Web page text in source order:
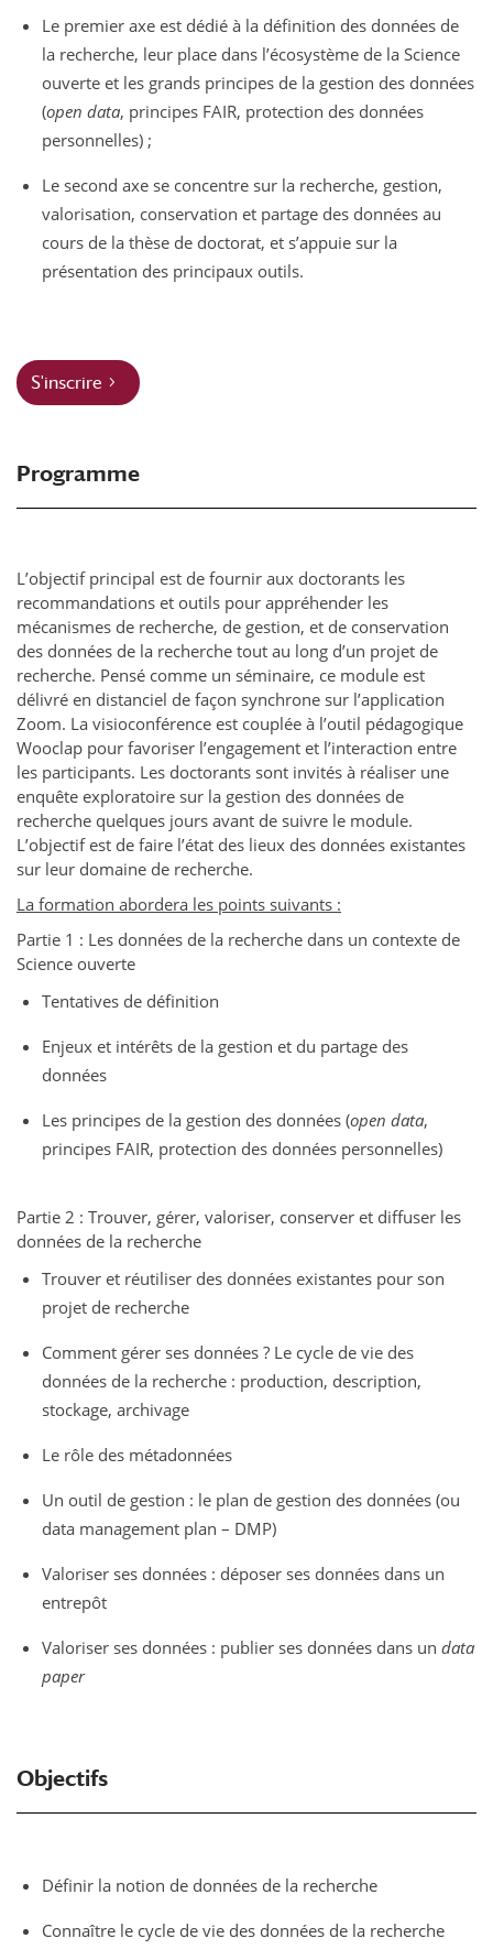
Le premier axe est dédié à la définition des données de
la recherche, leur place dans l’écosystème de la Science
ouverte et les grands principes de la gestion des données
(open data, principes FAIR, protection des données
personnelles) ;
Le second axe se concentre sur la recherche, gestion,
valorisation, conservation et partage des données au
cours de la thèse de doctorat, et s’appuie sur la
présentation des principaux outils.
S'inscrire
Programme
L’objectif principal est de fournir aux doctorants les
recommandations et outils pour appréhender les
mécanismes de recherche, de gestion, et de conservation
des données de la recherche tout au long d’un projet de
recherche. Pensé comme un séminaire, ce module est
délivré en distanciel de façon synchrone sur l’application
Zoom. La visioconférence est couplée à l’outil pédagogique
Wooclap pour favoriser l’engagement et l’interaction entre
les participants. Les doctorants sont invités à réaliser une
enquête exploratoire sur la gestion des données de
recherche quelques jours avant de suivre le module.
L’objectif est de faire l’état des lieux des données existantes
sur leur domaine de recherche.
La formation abordera les points suivants :
Partie 1 : Les données de la recherche dans un contexte de
Science ouverte
Tentatives de définition
Enjeux et intérêts de la gestion et du partage des
données
Les principes de la gestion des données (open data,
principes FAIR, protection des données personnelles)
Partie 2 : Trouver, gérer, valoriser, conserver et diffuser les
données de la recherche
Trouver et réutiliser des données existantes pour son
projet de recherche
Comment gérer ses données ? Le cycle de vie des
données de la recherche : production, description,
stockage, archivage
Le rôle des métadonnées
Un outil de gestion : le plan de gestion des données (ou
data management plan – DMP)
Valoriser ses données : déposer ses données dans un
entrepôt
Valoriser ses données : publier ses données dans undata
paper
Objectifs
Définir la notion de données de la recherche
Connaître le cycle de vie des données de la recherche